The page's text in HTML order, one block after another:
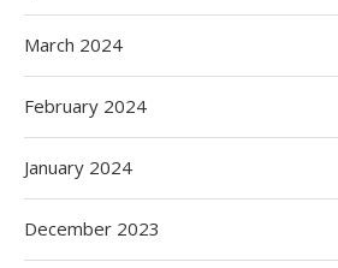
March 2024
February 2024
January 2024
December 2023